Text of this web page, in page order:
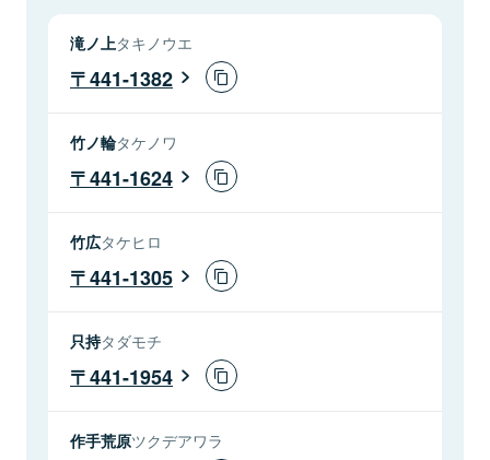
滝ノ上タキノウエ
441-1382
竹ノ輪タケノワ
441-1624
竹広タケヒロ
441-1305
只持タダモチ
441-1954
作手荒原ツクデアワラ